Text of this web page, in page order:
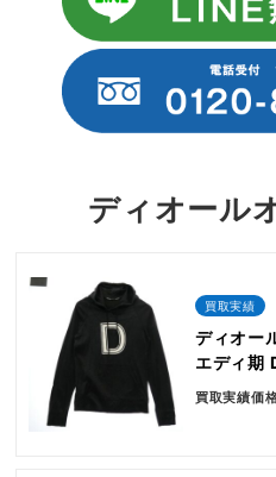
ディオール
買取実績
ディオー
エディ期
ト コット
買取実績価